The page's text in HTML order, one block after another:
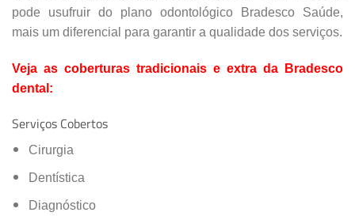
pode usufruir do plano odontológico Bradesco Saúde,
mais um diferencial para garantir a qualidade dos serviços.
Veja as coberturas tradicionais e extra da Bradesco
dental:
Serviços Cobertos
Cirurgia
Dentística
Diagnóstico